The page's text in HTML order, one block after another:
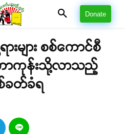
Donate
းများ စစ်ကောင်စီ
ဟာကုန်းသို့လာသည့်
ခတ်ခံရ